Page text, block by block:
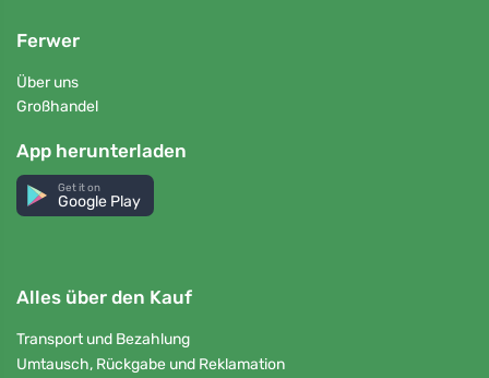
Ferwer
Über uns
Großhandel
App herunterladen
Get it on
Google Play
Alles über den Kauf
Transport und Bezahlung
Umtausch, Rückgabe und Reklamation